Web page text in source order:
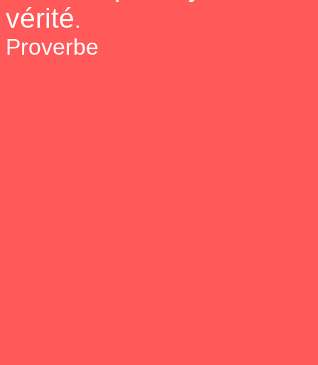
vérité.
Proverbe